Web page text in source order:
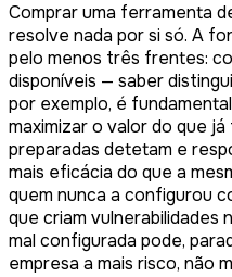
Comprar uma ferramenta
resolve nada por si só. A
pelo menos três frentes:
disponíveis — saber
por exemplo, é
maximizar o valor do que
preparadas detetam e
mais eficácia do que a
quem nunca a configurou
que criam vulnerabilidades
mal configurada pode,
empresa a mais risco, não